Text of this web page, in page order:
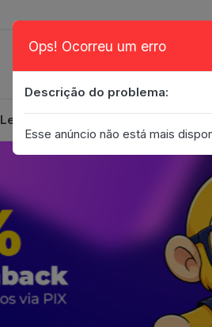
Leilão
Ops! Ocorreu um erro
Descrição do problema:
Esse anúncio não está mais